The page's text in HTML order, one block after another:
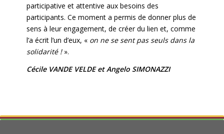
participative et attentive aux besoins des
participants. Ce moment a permis de donner plus de
sens à leur engagement, de créer du lien et, comme
l’a écrit l’un d’eux, « on ne se sent pas seuls dans la
solidarité !».
Cécile VANDE VELDE et Angelo SIMONAZZI